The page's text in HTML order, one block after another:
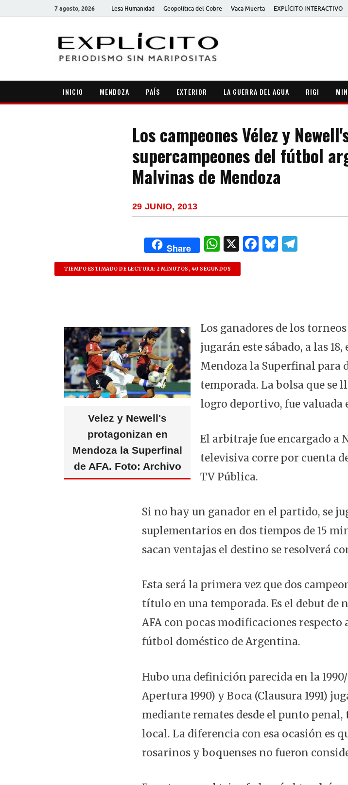
7 agosto, 2026 Lesa Humanidad Geopolítica del Cobre Vaca Muerta EXPLÍCITO INTERACTIVO
INICIO MENDOZA PAÍS EXTERIOR LA GUERRA DEL AGUA RIGI
Los campeones Vélez y
supercampeones del fútbol
Malvinas de Mendoza
29 JUNIO, 2013
Share
W
h
at
p
p
X F
o
o
k
B
m
TIEMPO ESTIMADO DE LECTURA: 2 MINUTOS, 40 SEGUNDOS
Velez y Newell's
protagonizan en
Mendoza la Superfinal
de AFA. Foto: Archivo
Los ganadores de los
jugarán este sábado, a las
Mendoza la Superfinal para
temporada. La bolsa que se
logro deportivo, fue valuada
El arbitraje fue encargado a
televisiva corre por cuenta
TV Pública.
Si no hay un ganador en el partido, se
suplementarios en dos tiempos de 15
sacan ventajas el destino se resolverá
Esta será la primera vez que dos
título en una temporada. Es el debut de
AFA con pocas modificaciones respecto
fútbol doméstico de Argentina.
Hubo una definición parecida en la
Apertura 1990) y Boca (Clausura 1991)
mediante remates desde el punto
local. La diferencia con esa ocasión es
rosarinos y boquenses no fueron